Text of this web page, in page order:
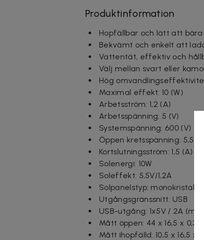
Produktinformation
Hopfällbar och lätt att bära
Bekvämt och enkelt att
Vattentät, effektiv och
Välj mellan svart eller
Hög
Maximal effekt: 10 (W)
Arbetsström: 1,2 (A)
Arbetsspänning: 5 (V)
Systemspänning: 600 (V)
Öppen kretsspänning: 5,5 (V)
Kortslutningsström: 1,5 (A)
Solenergi: 10W
Soleffekt: 5,5V/1,2A
Solpanelstyp:
Utgångsgränssnitt: USB
USB-utgång: 1x5V / 2A
Mått öppen: 44 x 16,5 x 0,3
Mått ihopfälld: 10,5 x 16,5 x